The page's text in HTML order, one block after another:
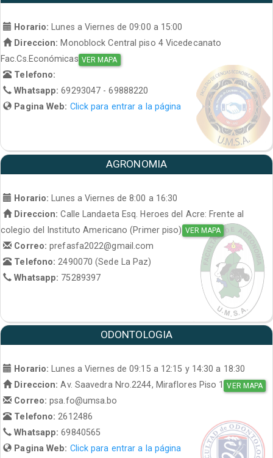
Horario: Lunes a Viernes de 09:00 a 15:00
Direccion: Monoblock Central piso 4 Vicedecanato
Fac.Cs.Económicas VER MAPA
Telefono:
Whatsapp:69293047 - 69888220
Pagina Web: Click para entrar a la página
AGRONOMIA
Horario:
Lunes a Viernes de 8:00 a 16:30
Direccion: Calle Landaeta Esq. Heroes del Acre: Frente al
colegio del Instituto Americano (Primer piso) VER MAPA
Correo:prefasfa2022@gmail.com
Telefono: 2490070 (Sede La Paz)
Whatsapp: 75289397
ODONTOLOGIA
Horario: Lunes a Viernes de 09:15 a 12:15 y 14:30 a 18:30
Direccion: Av. Saavedra Nro.2244, Miraflores Piso 1 VER MAPA
Correo:psa.fo@umsa.bo
Telefono:2612486
Whatsapp:69840565
Pagina Web: Click para entrar a la página